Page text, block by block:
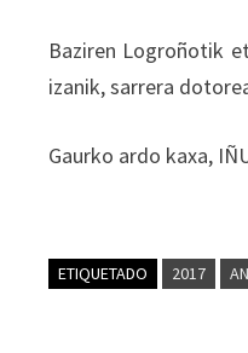
Baziren Logroñotik
izanik, sarrera
Gaurko ardo kaxa,
ETIQUETADO 2017